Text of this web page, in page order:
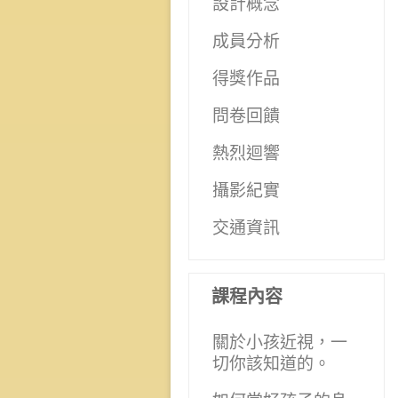
成員分析
得獎作品
問卷回饋
熱烈迴響
攝影紀實
交通資訊
課程內容
關於小孩近視，一
切你該知道的。